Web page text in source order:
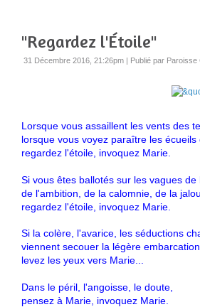
"Regardez l'Étoile"
31 Décembre 2016, 21:26pm | Publié par Paroisse
Lorsque vous assaillent les vents des
lorsque vous voyez paraître les écueils
regardez l'étoile, invoquez Marie.
Si vous êtes ballotés sur les vagues de
de l'ambition, de la calomnie, de la
regardez l'étoile, invoquez Marie.
Si la colère, l'avarice, les séductions
viennent secouer la légère
levez les yeux vers Marie...
Dans le péril, l'angoisse, le doute,
pensez à Marie, invoquez Marie.